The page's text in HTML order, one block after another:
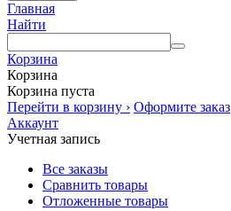
Главная
Найти
Корзина
Корзина
Корзина пуста
Перейти в корзину › Оформите заказ
Аккаунт
Учетная запись
Все заказы
Сравнить товары
Отложенные товары